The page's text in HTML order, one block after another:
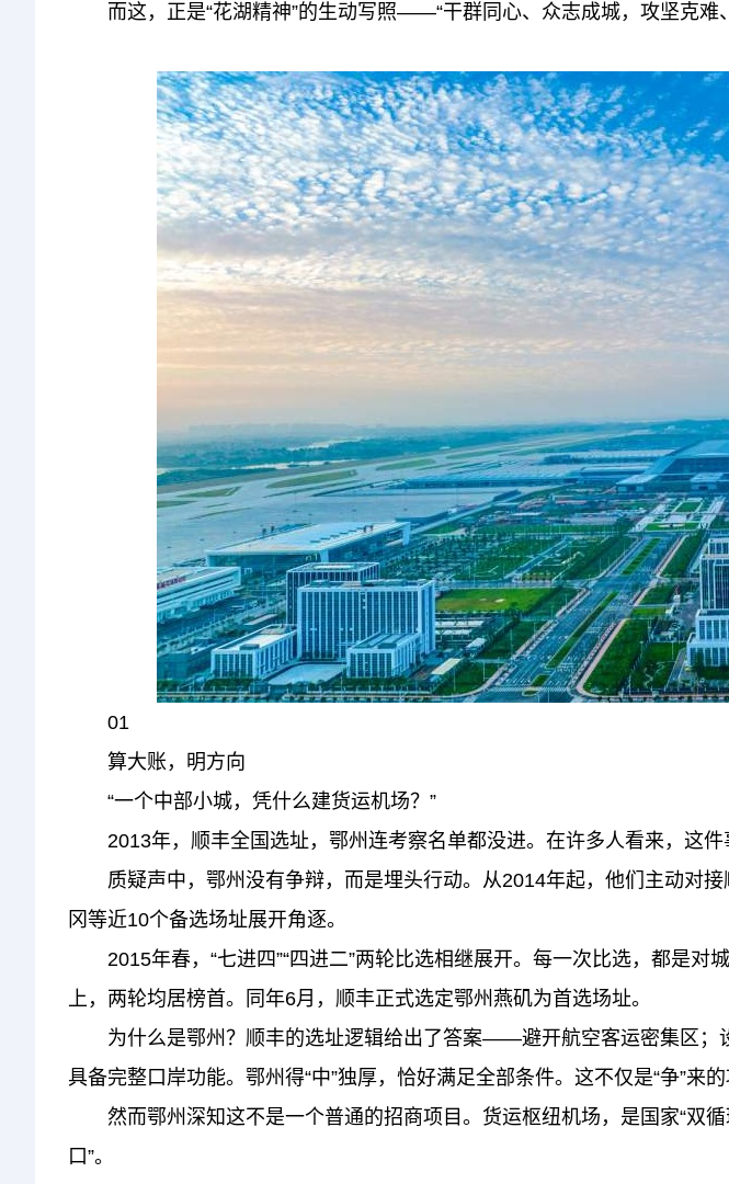
而这，正是“花湖精神”的生动写照——“干群同心、众志成城，攻坚克难、
01
算大账，明方向
“一个中部小城，凭什么建货运机场？”
2013年，顺丰全国选址，鄂州连考察名单都没进。在许多人看来，这件
质疑声中，鄂州没有争辩，而是埋头行动。从2014年起，他们主动对接
冈等近10个备选场址展开角逐。
2015年春，“七进四”“四进二”两轮比选相继展开。每一次比选，都是对
上，两轮均居榜首。同年6月，顺丰正式选定鄂州燕矶为首选场址。
为什么是鄂州？顺丰的选址逻辑给出了答案——避开航空客运密集区；设
具备完整口岸功能。鄂州得“中”独厚，恰好满足全部条件。这不仅是“争”
然而鄂州深知这不是一个普通的招商项目。货运枢纽机场，是国家“双循
口”。